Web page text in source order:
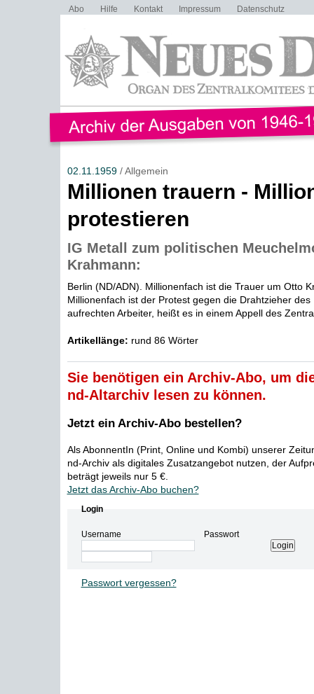
Abo Hilfe Kontakt Impressum Datenschutz
02.11.1959/ Allgemein
Millionen trauern -
protestieren
IG Metall zum politischen
Krahmann:
Berlin (ND/ADN). Millionenfach ist die Trauer um Otto
Millionenfach ist der Protest gegen die Drahtzieher
aufrechten Arbeiter, heißt es in einem Appell des
Artikellänge: rund 86 Wörter
Sie benötigen ein Archiv-Abo, um
nd-Altarchiv lesen zu können.
Jetzt ein Archiv-Abo bestellen?
Als AbonnentIn (Print, Online und Kombi) unserer
nd-Archiv als digitales Zusatzangebot nutzen, der
beträgt jeweils nur 5 €.
Jetzt das Archiv-Abo buchen?
Login
Username Passwort
Passwort vergessen?